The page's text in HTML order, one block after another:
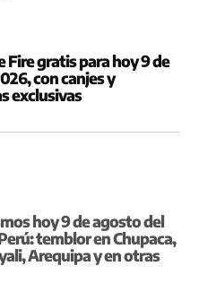
Fire gratis para hoy 9 de
con canjes y
exclusivas
hoy 9 de agosto del
temblor en Chupaca,
Arequipa y en otras